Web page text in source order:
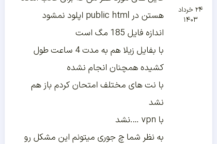
۲۴ خرداد
۱۴۰۳
هستن در public html اپلود نمشود
اندازه فایل 185 مگ است
با بفایل زیلا هم به مدت 4 ساعت طول
کشیده همچنان انجام نشده
با نت های مختلف امتحان کردم باز هم
نشد
با vpn ….نشد
به نظر شما چ جوری میتونم این مشکل رو